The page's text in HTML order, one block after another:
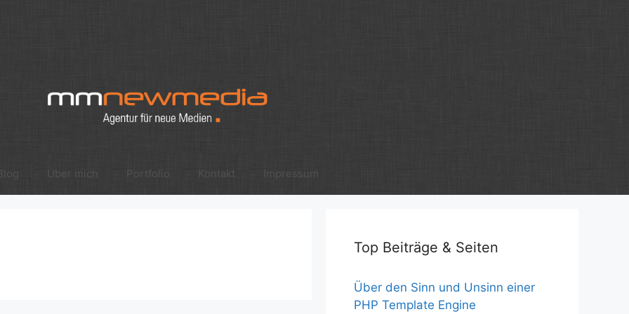
Über mich Portfolio Kontakt Impressum
Top Beiträge & Seiten
Über den Sinn und Unsinn einer
PHP Template Engine